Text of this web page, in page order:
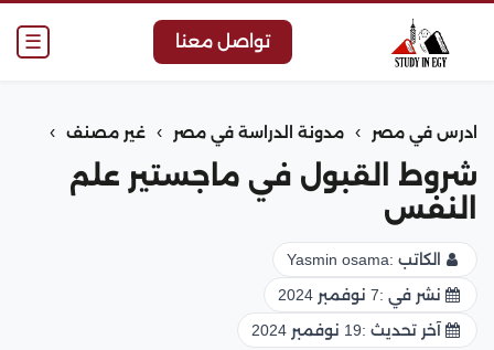
☰ تواصل معنا
ادرس في مصر › مدونة الدراسة في مصر › غير مصنف ›
شروط القبول في ماجستير علم
النفس
الكاتب :Yasmin osama
نشر في :7 نوفمبر 2024
آخر تحديث :19 نوفمبر 2024